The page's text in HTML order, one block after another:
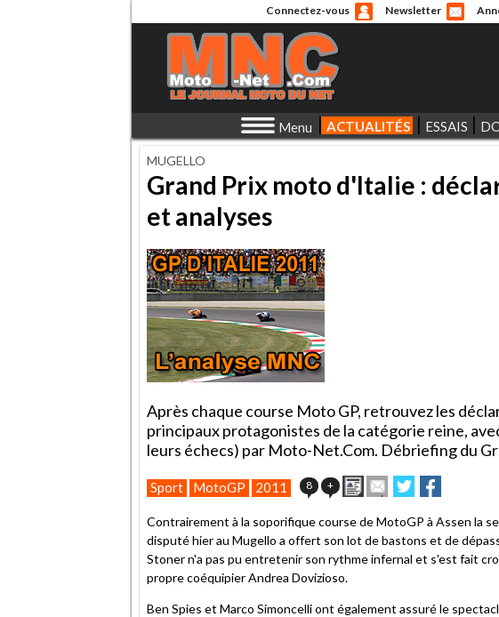
Connectez-vous Newsletter
Menu ACTUALITÉS ESSAIS
MUGELLO
Grand Prix moto d'Italie :
et analyses
Après chaque course Moto GP, retrouvez les
principaux protagonistes de la catégorie reine,
leurs échecs) par Moto-Net.Com. Débriefing du
Sport MotoGP 2011 8 + ImprimerEnvoyer
cet
à
un
ami
Partager
sur
sur
Contrairement à la soporifique course de MotoGP à Assen la
disputé hier au Mugello a offert son lot de bastons et de
Stoner n'a pas pu entretenir son rythme infernal et s'est fait
propre coéquipier Andrea Dovizioso.
Ben Spies et Marco Simoncelli ont également assuré le